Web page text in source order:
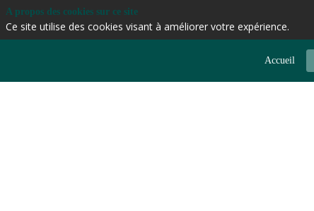
Accueil
A propos des cookies sur ce site
Ce site utilise des cookies visant à améliorer votre expérience.